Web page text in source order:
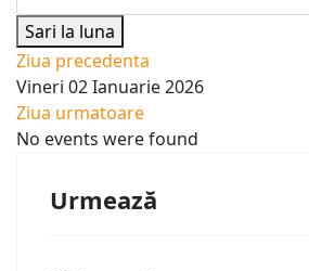
Sari la luna
Ziua precedenta
Vineri 02 Ianuarie 2026
Ziua urmatoare
No events were found
Urmează